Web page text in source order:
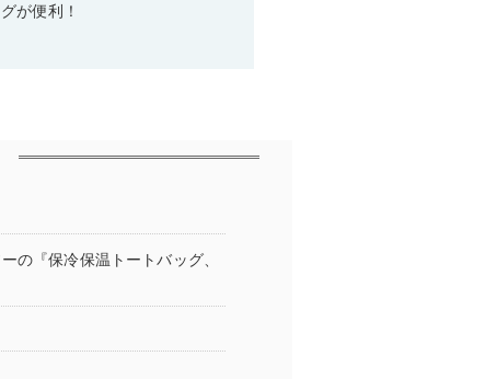
が便利！
の『保冷保温トートバッグ、